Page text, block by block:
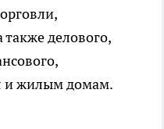
делового,
и жилым домам.